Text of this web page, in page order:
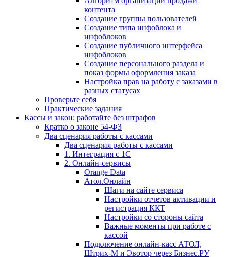
контента
Создание группы пользователей
Создание типа инфоблока и
инфоблоков
Создание публичного интерфейса
инфоблоков
Создание персонального раздела и
показ формы оформления заказа
Настройка прав на работу с заказами в
разных статусах
Проверьте себя
Практические задания
Кассы и закон: работайте без штрафов
Кратко о законе 54-ФЗ
Два сценария работы с кассами
Два сценария работы с кассами
1. Интеграция с 1С
2. Онлайн-сервисы
Orange Data
Атол.Онлайн
Шаги на сайте сервиса
Настройки отчетов активации и
регистрация ККТ
Настройки со стороны сайта
Важные моменты при работе с
кассой
Подключение онлайн-касс АТОЛ,
Штрих-М и Эвотор через Бизнес.РУ